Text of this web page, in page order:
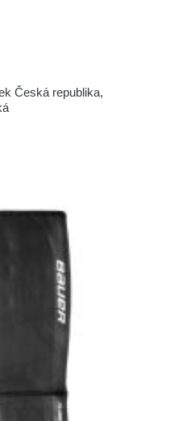
Česká republika,